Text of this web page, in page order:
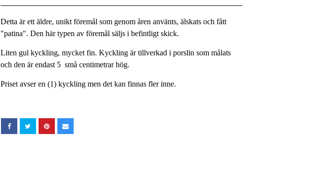
Detta är ett äldre, unikt föremål som genom åren använts, älskats och fått
"patina". Den här typen av föremål säljs i befintligt skick.
Liten gul kyckling, mycket fin. Kyckling är tillverkad i porslin som målats
och den är endast 5 små centimetrar hög.
Priset avser en (1) kyckling men det kan finnas fler inne.